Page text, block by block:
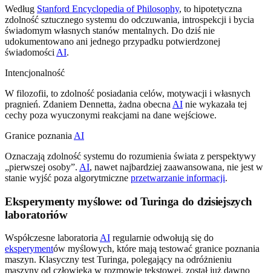
Według Stanford Encyclopedia of Philosophy, to hipotetyczna
zdolność sztucznego systemu do odczuwania, introspekcji i bycia
świadomym własnych stanów mentalnych. Do dziś nie
udokumentowano ani jednego przypadku potwierdzonej
świadomości AI.
Intencjonalność
W filozofii, to zdolność posiadania celów, motywacji i własnych
pragnień. Zdaniem Dennetta, żadna obecna AI nie wykazała tej
cechy poza wyuczonymi reakcjami na dane wejściowe.
Granice poznania AI
Oznaczają zdolność systemu do rozumienia świata z perspektywy
„pierwszej osoby”. AI, nawet najbardziej zaawansowana, nie jest w
stanie wyjść poza algorytmiczne przetwarzanie informacji.
Eksperymenty myślowe: od Turinga do dzisiejszych
laboratoriów
Współczesne laboratoria AI regularnie odwołują się do
eksperymentów myślowych, które mają testować granice poznania
maszyn. Klasyczny test Turinga, polegający na odróżnieniu
maszyny od człowieka w rozmowie tekstowej, został już dawno